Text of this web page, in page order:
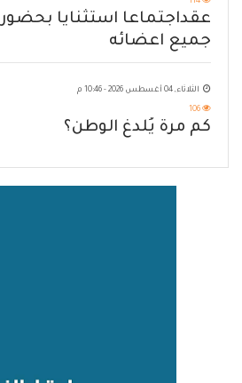
114
عقداجتماعا استثنايا بحضور
جميع اعضائه
الثلاثاء, 04 أغسطس 2026 - 10:46 م
106
كم مرة يُلدغ الوطن؟